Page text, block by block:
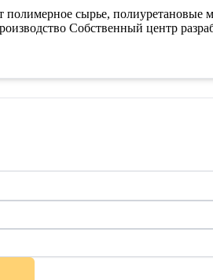
сырье, полиуретановые
Собственный центр